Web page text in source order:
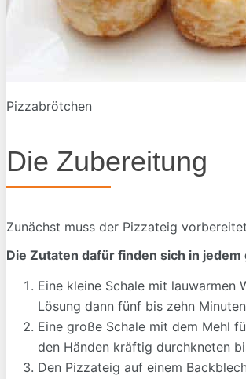
Pizzabrötchen
Die Zubereitung
Zunächst muss der Pizzateig
Die Zutaten dafür finden sich in
Eine kleine Schale mit lauwarmen
Lösung dann fünf bis zehn
Eine große Schale mit dem Mehl
den Händen kräftig durchkneten
Den Pizzateig auf einem